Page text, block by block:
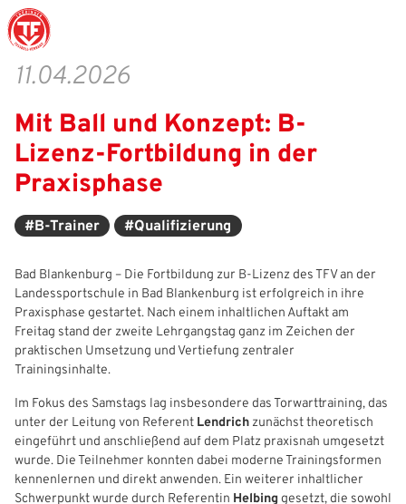
11.04.2026
Mit Ball und Konzept: B-
Lizenz-Fortbildung in der
Praxisphase
#B-Trainer #Qualifizierung
Bad Blankenburg – Die Fortbildung zur B-Lizenz des TFV an der
Landessportschule in Bad Blankenburg ist erfolgreich in ihre
Praxisphase gestartet. Nach einem inhaltlichen Auftakt am
Freitag stand der zweite Lehrgangstag ganz im Zeichen der
praktischen Umsetzung und Vertiefung zentraler
Trainingsinhalte.
Im Fokus des Samstags lag insbesondere das Torwarttraining, das
unter der Leitung von Referent Lendrich zunächst theoretisch
eingeführt und anschließend auf dem Platz praxisnah umgesetzt
wurde. Die Teilnehmer konnten dabei moderne Trainingsformen
kennenlernen und direkt anwenden. Ein weiterer inhaltlicher
Schwerpunkt wurde durch Referentin Helbing gesetzt, die sowohl
Struktur
Amtliches
Geschäftsstelle
Chronik
Ehrentafel
Karriere
Partnerschaft
Mitgliedschaft
Männer
Frauen
Sicherheit
Junioren
Juniorinnen
Kinderfußball
eSports
Schiedsrichter
Freizeit- und Breitensport
Futsal
Auswahlteams
Stützpunkte
Eliteschulen
Trainer
Schiedsrichter
Erzieher und Lehrer
Veranstaltungskalender
DFB-Mobil
Leitbild
Ehrenamt
DFB-Masterplan
Vielfalt
Fair Play
Inklusion
Prävention
Schule und Kita
Kinder- und Jugendschutz
#siekickt
News
Termine
Newsletter
DFBnet
Passwesen
Vereinsangebote
Archiv
Downloads
Datenschutz
Länderspiele